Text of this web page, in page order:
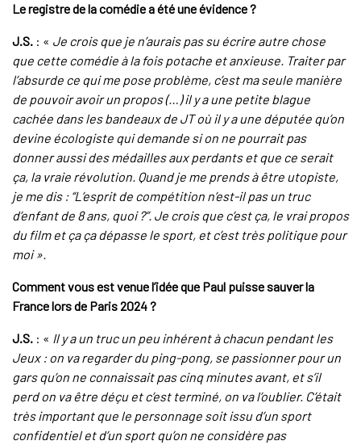
Le registre de la comédie a été une évidence ?
J.S.: « Je crois que je n’aurais pas su écrire autre chose
que cette comédie à la fois potache et anxieuse. Traiter par
l’absurde ce qui me pose problème, c’est ma seule manière
de pouvoir avoir un propos (…) il y a une petite blague
cachée dans les bandeaux de JT où il y a une députée qu’on
devine écologiste qui demande si on ne pourrait pas
donner aussi des médailles aux perdants et que ce serait
ça, la vraie révolution. Quand je me prends à être utopiste,
je me dis : “L’esprit de compétition n’est-il pas un truc
d’enfant de 8 ans, quoi ?”. Je crois que c’est ça, le vrai propos
du film et ça ça dépasse le sport, et c’est très politique pour
moi ».
Comment vous est venue l’idée que Paul puisse sauver la
France lors de Paris 2024 ?
J.S.: « Il y a un truc un peu inhérent à chacun pendant les
Jeux : on va regarder du ping-pong, se passionner pour un
gars qu’on ne connaissait pas cinq minutes avant, et s’il
perd on va être déçu et c’est terminé, on va l’oublier. C’était
très important que le personnage soit issu d’un sport
confidentiel et d’un sport qu’on ne considère pas